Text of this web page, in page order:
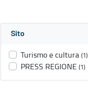
Sito
Turismo e cultura (1)
PRESS REGIONE (1)